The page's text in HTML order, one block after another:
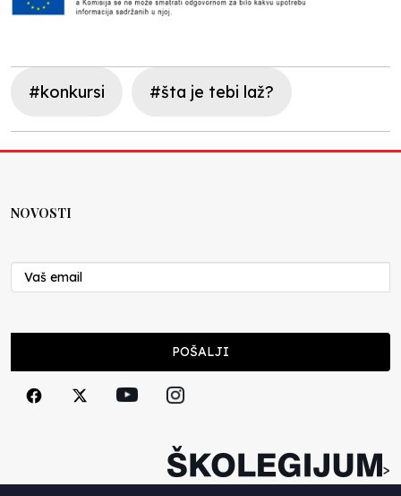
#konkursi #šta je tebi laž?
NOVOSTI
POŠALJI
>